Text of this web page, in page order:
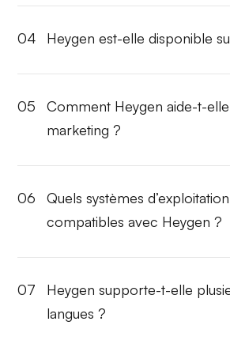
04 Heygen est-elle disponible
05
Comment Heygen aide-t-
marketing ?
06
Quels systèmes
compatibles avec Heygen ?
07
Heygen supporte-t-elle
langues ?